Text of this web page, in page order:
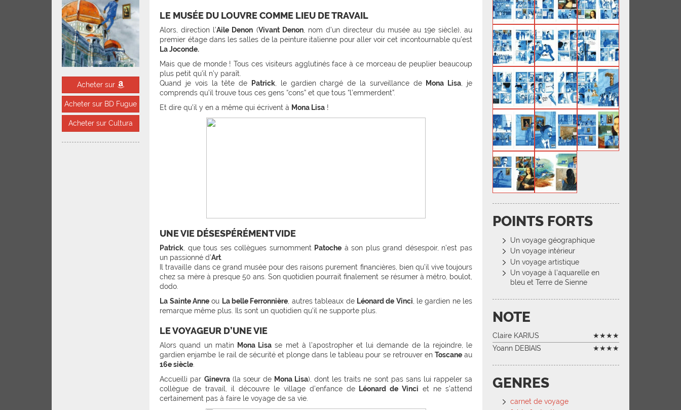
Acheter sur
Acheter sur BD Fugue
Acheter sur Cultura
LE MUSÉE DU LOUVRE COMME LIEU DE TRAVAIL
Alors, direction l’Aile Denon (Vivant Denon, nom d’un directeur du musée au 19e siècle), au
premier étage dans les salles de la peinture italienne pour aller voir cet incontournable qu’est
La Joconde.
Mais que de monde ! Tous ces visiteurs agglutinés face à ce morceau de peuplier beaucoup
plus petit qu’il n’y paraît.
Quand je vois la tête de
Patrick , le gardien chargé de la surveillance de Mona Lisa , je
comprends qu’il trouve tous ces gens “cons” et que tous “l’emmerdent”.
Et dire qu’il y en a même qui écrivent à Mona Lisa !
UNE VIE DÉSESPÉRÉMENT VIDE
Patrick , que tous ses collègues surnomment Patoche à son plus grand désespoir, n’est pas
un passionné d’Art
Il travaille dans ce grand musée pour des raisons purement financières, bien qu’il vive toujours
chez sa mère à presque 50 ans. Son quotidien pourrait finalement se résumer à métro, boulot,
dodo.
La Sainte Anne ou La belle Ferronnière , autres tableaux de Léonard de Vinci , le gardien ne les
remarque même plus. Ils sont un quotidien qu’il ne supporte plus.
LE VOYAGEUR D’UNE VIE
Alors quand un matin Mona Lisa se met à l’apostropher et lui demande de la rejoindre, le
gardien enjambe le rail de sécurité et plonge dans le tableau pour se retrouver en Toscaneau
16e siècle
Accueilli par Ginevra(la sœur de Mona Lisa), dont les traits ne sont pas sans lui rappeler sa
collègue de travail, il découvre le village d’enfance de
Léonard de Vinci et ne s’attend
certainement pas à faire le voyage de sa vie.
POINTS FORTS
Un voyage géographique
Un voyage intérieur
Un voyage artistique
Un voyage à l’aquarelle en
bleu et Terre de Sienne
NOTE
Claire KARIUS
★★★★
Yoann DEBIAIS
★★★★
GENRES
carnet de voyage